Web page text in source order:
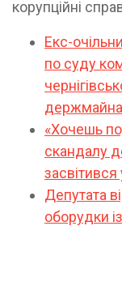
корупційні
Екс-
по суду
держмайна
«Хочешь
скандалу
Депутата
оборудки